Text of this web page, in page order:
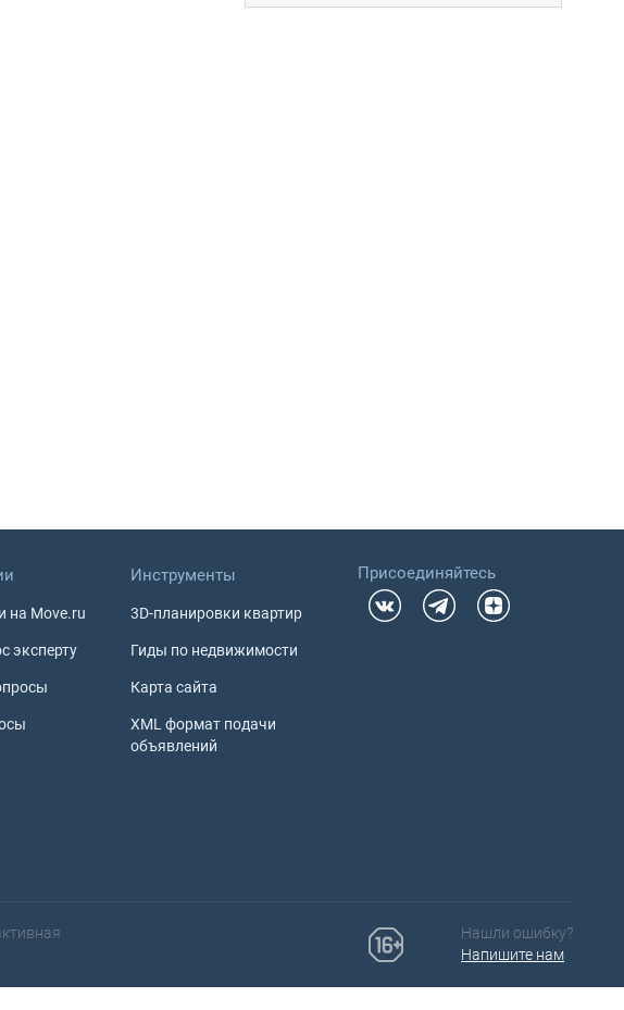
на Move.ru
эксперту
Инструменты
3D-планировки квартир
Гиды по недвижимости
Карта сайта
XML формат подачи
объявлений
Присоединяйтесь
Нашли ошибку?
Напишите нам